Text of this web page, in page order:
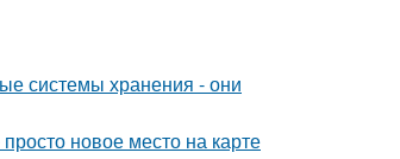
системы хранения - они
новое место на карте